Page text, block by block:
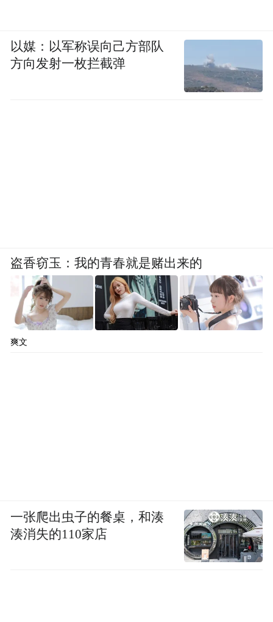
以媒：以军称误向己方部队
方向发射一枚拦截弹
盗香窃玉：我的青春就是赌出来的
爽文
一张爬出虫子的餐桌，和湊
湊消失的110家店